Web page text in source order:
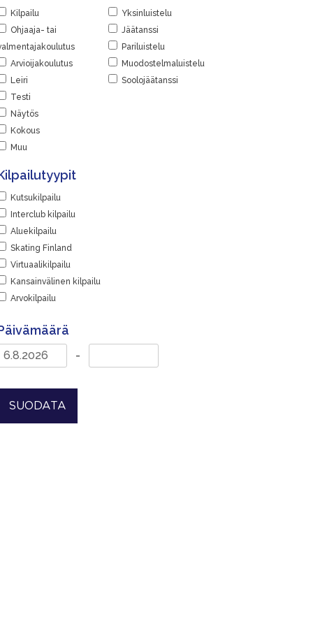
Kilpailu
Ohjaaja- tai
Arvioijakoulutus
Leiri
Testi
Näytös
Kokous
Muu
Yksinluistelu
Jäätanssi
Pariluistelu
Muodostelmaluistelu
Soolojäätanssi
Kutsukilpailu
Interclub kilpailu
Aluekilpailu
Skating Finland
Virtuaalikilpailu
Kansainvälinen kilpailu
Arvokilpailu
-
SUODATA